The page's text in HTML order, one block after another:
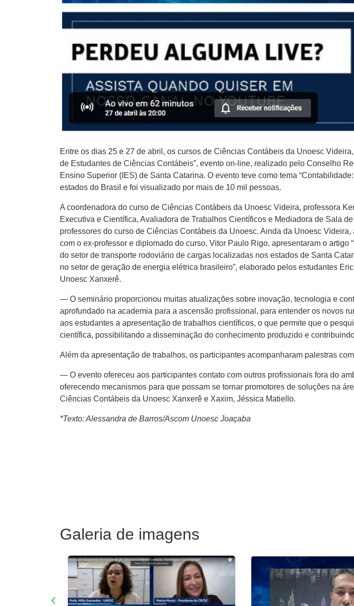
Entre os dias 25 e 27 de abril, os cursos de Ciências Contábeis da Unoesc
de Estudantes de Ciências Contábeis”, evento on-line, realizado pelo Conselho
Ensino Superior (IES) de Santa Catarina. O evento teve como tema
estados do Brasil e foi visualizado por mais de 10 mil pessoas.
A coordenadora do curso de Ciências Contábeis da Unoesc Videira, professora
Executiva e Científica, Avaliadora de Trabalhos Científicos e Mediadora de Sala
professores do curso de Ciências Contábeis da Unoesc. Ainda da Unoesc
com o ex-professor e diplomado do curso, Vitor Paulo Rigo, apresentaram o
do setor de transporte rodoviário de cargas localizadas nos estados de Santa
no setor de geração de energia elétrica brasileiro”, elaborado pelos estudantes
Unoesc Xanxerê.
— O seminário proporcionou muitas atualizações sobre inovação, tecnologia e
aprofundado na academia para a ascensão profissional, para entender os novos
aos estudantes a apresentação de trabalhos científicos, o que permite que o
científica, possibilitando a disseminação do conhecimento produzido e
Além da apresentação de trabalhos, os participantes acompanharam palestras
— O evento ofereceu aos participantes contato com outros profissionais fora do
oferecendo mecanismos para que possam se tornar promotores de soluções na
Ciências Contábeis da Unoesc Xanxerê e Xaxim, Jéssica Matiello.
*Texto: Alessandra de Barros/Ascom Unoesc Joaçaba
Galeria de imagens